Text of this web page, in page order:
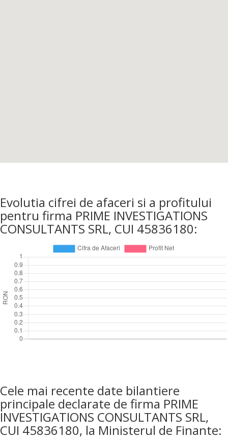
Evolutia cifrei de afaceri si a profitului
pentru firma PRIME INVESTIGATIONS
CONSULTANTS SRL, CUI 45836180:
Cele mai recente date bilantiere
principale declarate de firma PRIME
INVESTIGATIONS CONSULTANTS SRL,
CUI 45836180, la Ministerul de Finante: